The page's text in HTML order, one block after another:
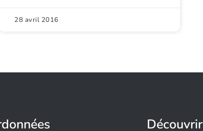
28 avril 2016
Découvrir